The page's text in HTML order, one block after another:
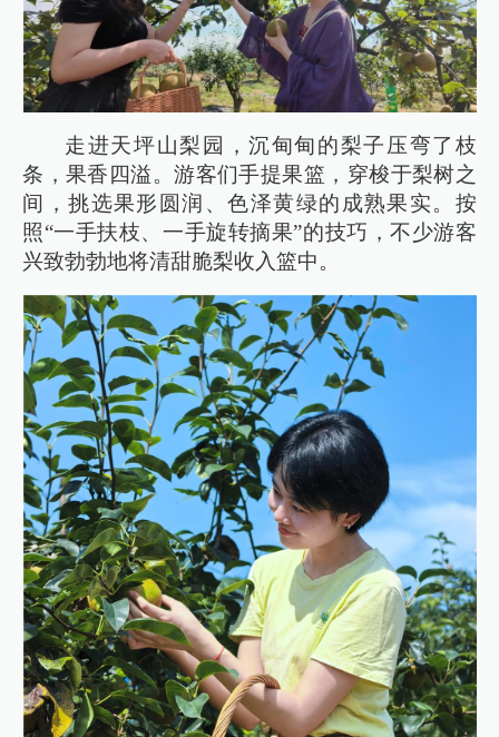
走进天坪山梨园，沉甸甸的梨子压弯了枝
条，果香四溢。游客们手提果篮，穿梭于梨树之
间，挑选果形圆润、色泽黄绿的成熟果实。按
照“一手扶枝、一手旋转摘果”的技巧，不少游客
兴致勃勃地将清甜脆梨收入篮中。